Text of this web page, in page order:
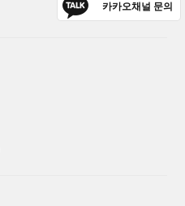
카카오채널 문의